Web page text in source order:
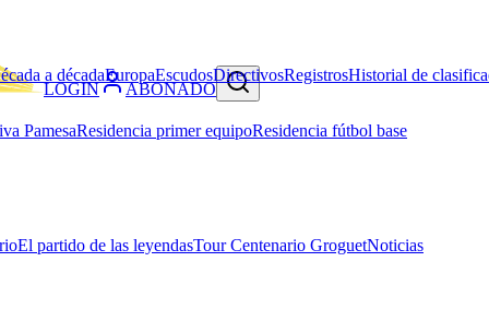
LOGIN ABONADO
a décadaEuropaEscudosDirectivosRegistrosHistorial de
PamesaResidencia primer equipoResidencia fútbol base
El partido de las leyendasTour Centenario GroguetNoticias